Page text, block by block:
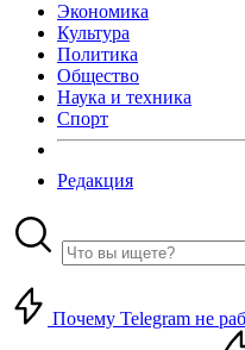
Экономика
Культура
Политика
Общество
Наука и техника
Спорт
Редакция
Почему Telegram не